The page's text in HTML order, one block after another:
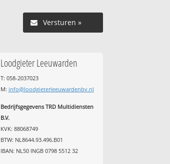
Versturen »
Loodgieter Leeuwarden
T: 058-2037023
M: info@loodgieterleeuwardenbv.nl
Bedrijfsgegevens TRD Multidiensten
B.V.
KVK: 88068749
BTW: NL8644.93.496.B01
IBAN: NL50 INGB 0798 5512 32